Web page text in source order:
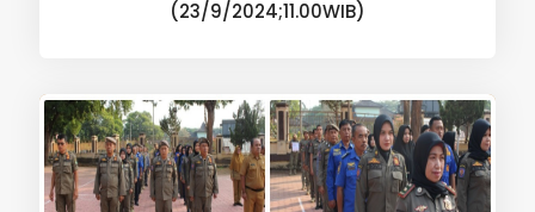
(23/9/2024;11.00WIB)